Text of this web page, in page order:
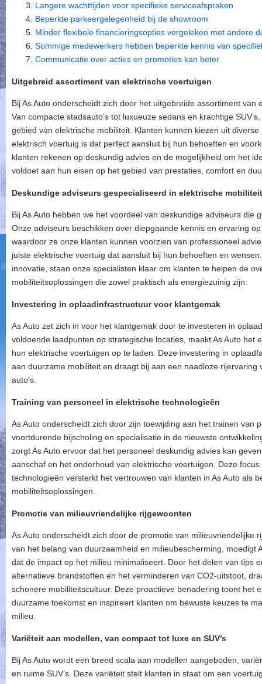
Langere wachttijden voor specifieke serviceafspraken
Beperkte parkeergelegenheid bij de showroom
Minder flexibele financieringsopties vergeleken met andere
Sommige medewerkers hebben beperkte kennis van
Communicatie over acties en promoties kan beter
Uitgebreid assortiment van elektrische voertuigen
Bij As Auto onderscheidt zich door het uitgebreide assortiment
Van compacte stadsauto’s tot luxueuze sedans en krachtige
gebied van elektrische mobiliteit. Klanten kunnen kiezen uit
elektrisch voertuig is dat perfect aansluit bij hun behoeften en
klanten rekenen op deskundig advies en de mogelijkheid om het
voldoet aan hun eisen op het gebied van prestaties, comfort en
Deskundige adviseurs gespecialiseerd in elektrische mobiliteit
Bij As Auto hebben we het voordeel van deskundige adviseurs die
Onze adviseurs beschikken over diepgaande kennis en ervaring
waardoor ze onze klanten kunnen voorzien van professioneel
juiste elektrische voertuig dat aansluit bij hun behoeften en
innovatie, staan onze specialisten klaar om klanten te helpen de
mobiliteitsoplossingen die zowel praktisch als energiezuinig zijn.
Investering in oplaadinfrastructuur voor klantgemak
As Auto zet zich in voor het klantgemak door te investeren in
voldoende laadpunten op strategische locaties, maakt As Auto het
hun elektrische voertuigen op te laden. Deze investering in
aan duurzame mobiliteit en draagt bij aan een naadloze rijervaring
auto’s.
Training van personeel in elektrische technologieën
As Auto onderscheidt zich door zijn toewijding aan het trainen van
voortdurende bijscholing en specialisatie in de nieuwste
zorgt As Auto ervoor dat het personeel deskundig advies kan
aanschaf en het onderhoud van elektrische voertuigen. Deze
technologieën versterkt het vertrouwen van klanten in As Auto als
mobiliteitsoplossingen.
Promotie van milieuvriendelijke rijgewoonten
As Auto onderscheidt zich door de promotie van milieuvriendelijke
van het belang van duurzaamheid en milieubescherming, moedigt
dat de impact op het milieu minimaliseert. Door het delen van tips
alternatieve brandstoffen en het verminderen van CO2-uitstoot,
schonere mobiliteitscultuur. Deze proactieve benadering toont het
duurzame toekomst en inspireert klanten om bewuste keuzes te
milieu.
Variëteit aan modellen, van compact tot luxe en SUV’s
Bij As Auto wordt een breed scala aan modellen aangeboden,
en ruime SUV’s. Deze variëteit stelt klanten in staat om een